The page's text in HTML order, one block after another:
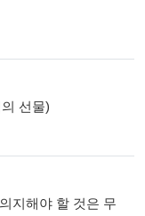
선물)
지해야 할 것은 무